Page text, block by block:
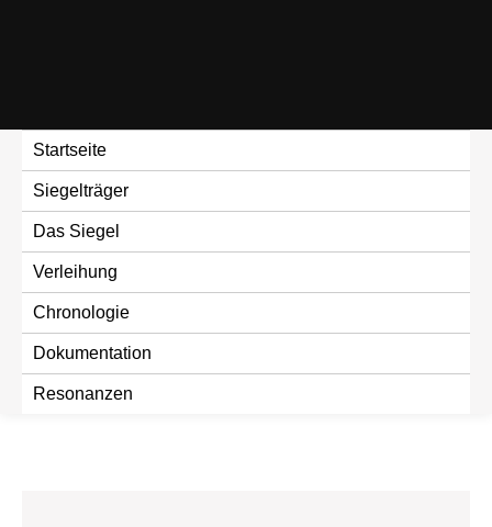
Startseite
Siegelträger
Das Siegel
Verleihung
Chronologie
Dokumentation
Resonanzen